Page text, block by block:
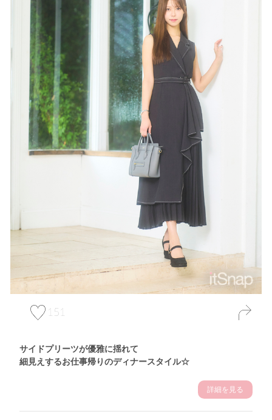
151
サイドプリーツが優雅に揺れて
細見えするお仕事帰りのディナースタイル☆
詳細を見る